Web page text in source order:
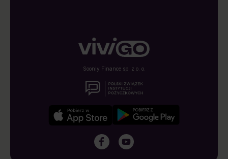
Soonly Finance sp. z o. o.